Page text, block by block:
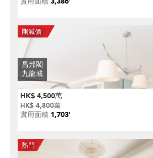
昌邦閣
九龍城
HK$ 4,500萬
HK$ 4,800萬
實用面積 1,703'